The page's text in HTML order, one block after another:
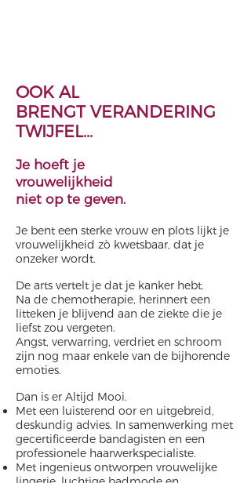
OOK AL
BRENGT VERANDERING
TWIJFEL...
Je hoeft je
vrouwelijkheid
niet op te geven.
Je bent een sterke vrouw en plots lijkt je
vrouwelijkheid zò kwetsbaar, dat je
onzeker wordt.
De arts vertelt je dat je kanker hebt.
Na de chemotherapie, herinnert een
litteken je blijvend aan de ziekte die je
liefst zou vergeten.
Angst, verwarring, verdriet en schroom
zijn nog maar enkele van de bijhorende
emoties.
Dan is er Altijd Mooi.
Met een luisterend oor en uitgebreid,
deskundig advies. In samenwerking met
gecertificeerde bandagisten en een
professionele haarwerkspecialiste.
Met ingenieus ontworpen vrouwelijke